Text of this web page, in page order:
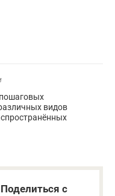
видов
с